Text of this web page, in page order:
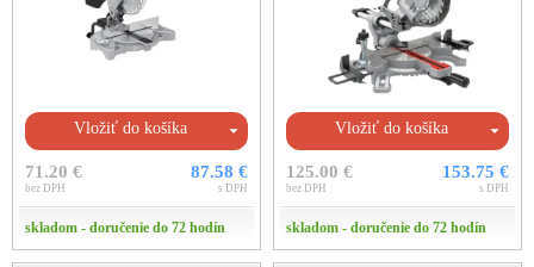
Vložiť do košíka
71.20 €
bez DPH
87.58 €
s DPH
skladom - doručenie do 72 hodín
Vložiť do košíka
125.00 €
bez DPH
153.75 €
s DPH
skladom - doručenie do 72 hodín